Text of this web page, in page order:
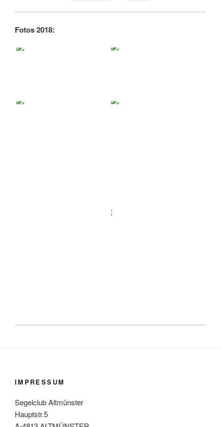
Fotos 2018:
IMPRESSUM
Segelclub Altmünster
Hauptstr.5